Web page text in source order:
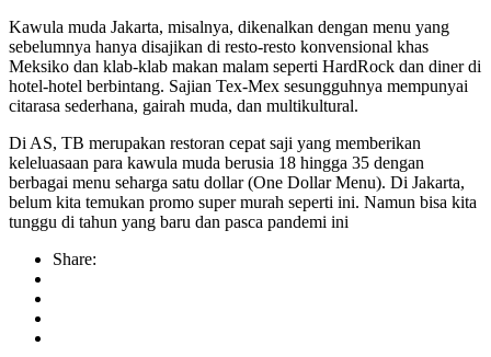
Kawula muda Jakarta, misalnya, dikenalkan dengan menu yang
sebelumnya hanya disajikan di resto-resto konvensional khas
Meksiko dan klab-klab makan malam seperti HardRock dan diner di
hotel-hotel berbintang. Sajian Tex-Mex sesungguhnya mempunyai
citarasa sederhana, gairah muda, dan multikultural.
Di AS, TB merupakan restoran cepat saji yang memberikan
keleluasaan para kawula muda berusia 18 hingga 35 dengan
berbagai menu seharga satu dollar (One Dollar Menu). Di Jakarta,
belum kita temukan promo super murah seperti ini. Namun bisa kita
tunggu di tahun yang baru dan pasca pandemi ini
Share: